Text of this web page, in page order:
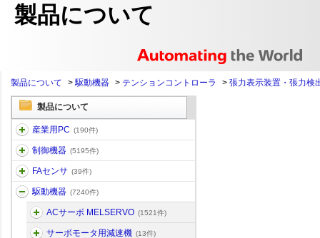
製品について
製品について >駆動機器 > テンションコントローラ > 張力表示装置・張力検
製品について
産業用PC (190件)
制御機器 (5195件)
FAセンサ (39件)
駆動機器 (7240件)
ACサーボ MELSERVO (1521件)
サーボモータ用減速機 (13件)